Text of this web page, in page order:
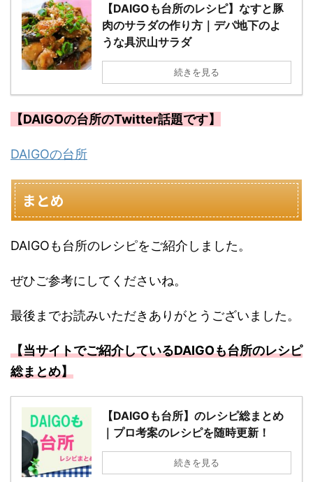
【DAIGOも台所のレシピ】なすと豚
肉のサラダの作り方｜デパ地下のよ
うな具沢山サラダ
続きを見る
【DAIGOの台所のTwitter話題です】
DAIGOの台所
まとめ
DAIGOも台所のレシピをご紹介しました。
ぜひご参考にしてくださいね。
最後までお読みいただきありがとうございました。
【当サイトでご紹介しているDAIGOも台所のレシピ
総まとめ】
【DAIGOも台所】のレシピ総まとめ
｜プロ考案のレシピを随時更新！
続きを見る